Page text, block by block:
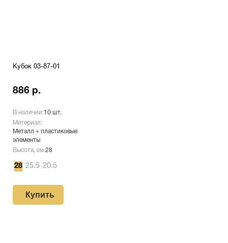
Кубок 03-87-01
886 р.
В наличии:10 шт.
Материал:
Металл + пластиковые
элементы
Высота, см:28
28 25.5 20.5
Купить